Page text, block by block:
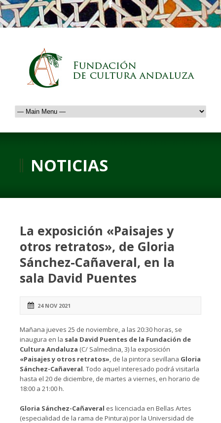
NOTICIAS
La exposición «Paisajes y
otros retratos», de Gloria
Sánchez-Cañaveral, en la
sala David Puentes
24 NOV 2021
Mañana jueves 25 de noviembre, a las 20:30 horas, se
inaugura en la sala David Puentes de la Fundación de
Cultura Andaluza (C/ Salmedina, 3) la exposición
«Paisajes y otros retratos», de la pintora sevillana Gloria
Sánchez-Cañaveral. Todo aquel interesado podrá visitarla
hasta el 20 de diciembre, de martes a viernes, en horario de
18:00 a 21:00 h.
Gloria Sánchez-Cañaveral es licenciada en Bellas Artes
(especialidad de la rama de Pintura) por la Universidad de